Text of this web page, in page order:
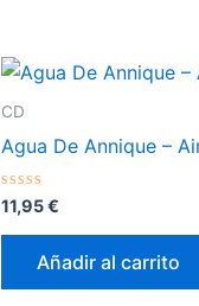
CD
Agua De Annique –
Valorado
con
0
11,95€
Añadir al carrito